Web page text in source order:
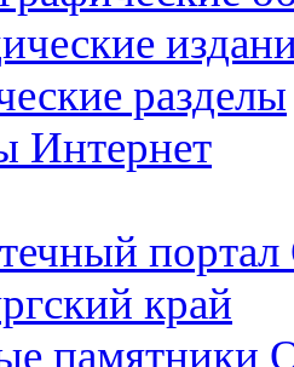
разделы
Интернет
портал
край
памятники